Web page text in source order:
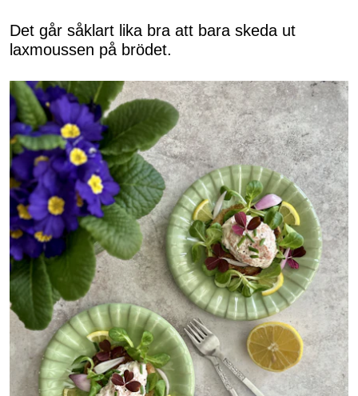
Det går såklart lika bra att bara skeda ut
laxmoussen på brödet.